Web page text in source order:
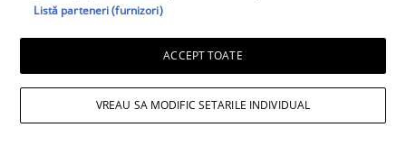
Urmărește-ne pe Facebook
Listă parteneri (furnizori)
ACCEPT TOATE
VREAU SA MODIFIC SETARILE INDIVIDUAL